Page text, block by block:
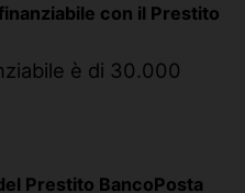
con il Prestito
è di 30.000
Prestito BancoPosta